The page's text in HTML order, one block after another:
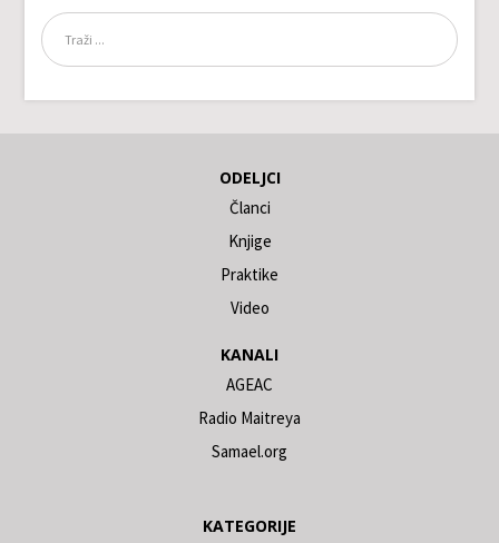
ODELJCI
Članci
Knjige
Praktike
Video
KANALI
AGEAC
Radio Maitreya
Samael.org
KATEGORIJE